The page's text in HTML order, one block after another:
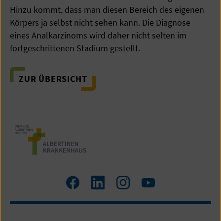
Hinzu kommt, dass man diesen Bereich des eigenen
Körpers ja selbst nicht sehen kann. Die Diagnose
eines Analkarzinoms wird daher nicht selten im
fortgeschrittenen Stadium gestellt.
ZUR ÜBERSICHT
Facebook
LinkedInInstagram
Youtube